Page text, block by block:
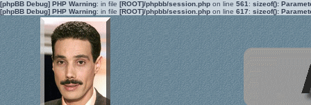
[phpBB Debug] PHP Warning: in file [ROOT]/phpbb/session.php on line 561 : sizeof():
[phpBB Debug] PHP Warning: in file [ROOT]/phpbb/session.php on line 617: sizeof():